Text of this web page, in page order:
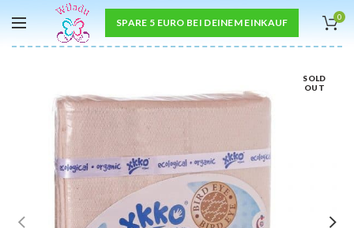
SPARE 5 EURO BEI DEINEM EINKAUF 0
SOLD
OUT